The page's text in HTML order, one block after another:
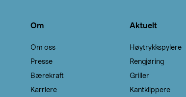
Om
Om oss
Presse
Bærekraft
Karriere
Aktuelt
Høytrykkspylere
Rengjøring
Griller
Kantklippere